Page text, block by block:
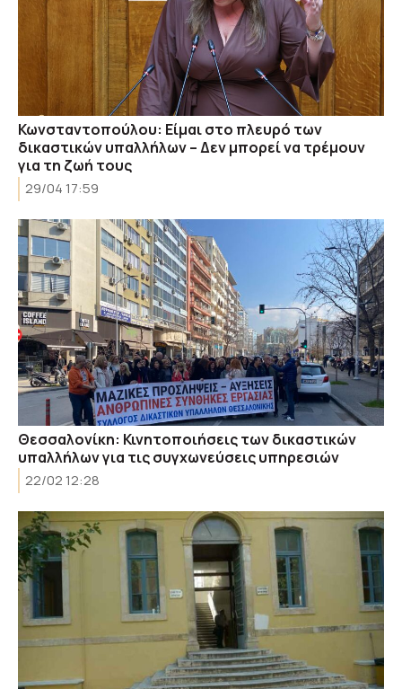
Κωνσταντοπούλου: Είμαι στο πλευρό των
δικαστικών υπαλλήλων – Δεν μπορεί να τρέμουν
για τη ζωή τους
29/04 17:59
Θεσσαλονίκη: Κινητοποιήσεις των δικαστικών
υπαλλήλων για τις συγχωνεύσεις υπηρεσιών
22/02 12:28